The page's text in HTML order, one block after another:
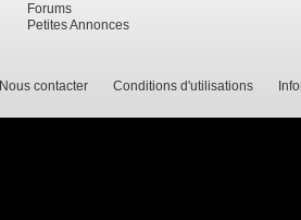
Forums
Petites Annonces
Nous contacter Conditions d'utilisations